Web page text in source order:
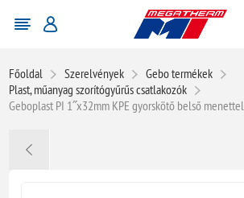
Főoldal Szerelvények
Gebo termékek
Plast, műanyag szorítógyűrűs csatlakozók
Geboplast PI 1˝x32mm KPE gyorskötő belső menettel